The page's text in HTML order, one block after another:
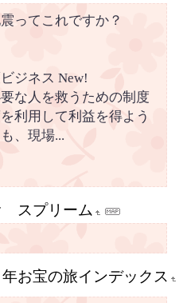
てこれですか？
ジネス New!
な人を救うための制度
利用して利益を得よう
、現場...
スプリーム
年お宝の旅インデックス